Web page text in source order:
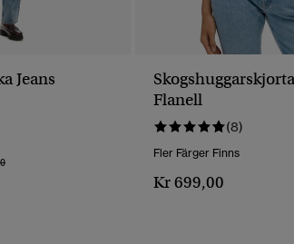
Jeans
Från
Till
Flanell
(8)
Fler Färger Finns
Kr 699,00